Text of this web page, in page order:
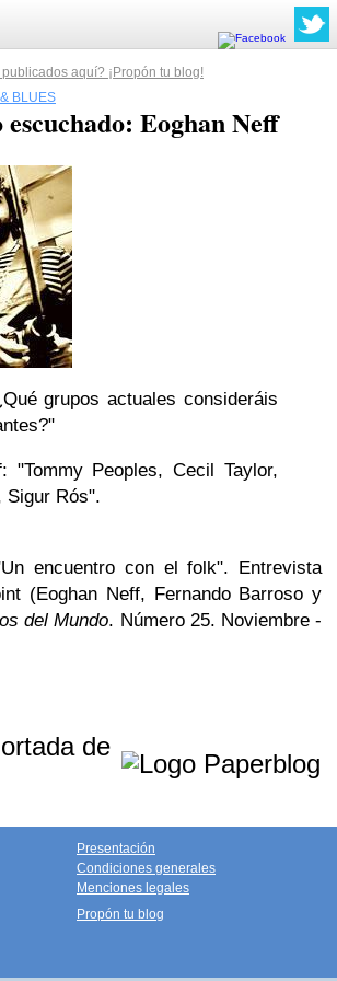
aquí? ¡Propón tu blog!
BLUES
Eoghan Neff
grupos actuales consideráis
"Tommy Peoples, Cecil Taylor,
Sigur Rós".
encuentro con el folk". Entrevista
(Eoghan Neff, Fernando Barroso y
del Mundo. Número 25. Noviembre -
de
Presentación
Condiciones generales
Menciones legales
Propón tu blog